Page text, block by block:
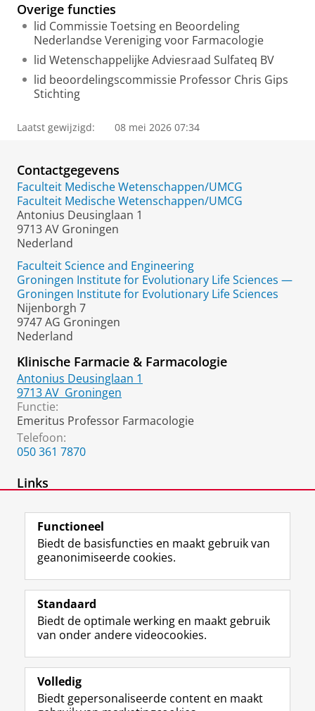
Overige functies
lid Commissie Toetsing en Beoordeling
Nederlandse Vereniging voor Farmacologie
lid Wetenschappelijke Adviesraad Sulfateq BV
lid beoordelingscommissie Professor Chris Gips
Stichting
Laatst gewijzigd: 08 mei 2026 07:34
Contactgegevens
Faculteit Medische Wetenschappen/UMCG
Faculteit Medische Wetenschappen/UMCG
Antonius Deusinglaan 1
9713 AV Groningen
Nederland
Faculteit Science and Engineering
Groningen Institute for Evolutionary Life Sciences —
Groningen Institute for Evolutionary Life Sciences
Nijenborgh 7
9747 AG Groningen
Nederland
Klinische Farmacie & Farmacologie
Antonius Deusinglaan 1
9713 AV Groningen
Functie:
Emeritus Professor Farmacologie
Telefoon:
050 361 7870
Links
Volg de RUG
F
a
e
b
o
p
L
i
k
e
I
-
R
S
-
f
e
R
I
n
t
r
m
Y
o
T
e
k
Studiekiezers
Alumni
Over ons
Functioneel
Biedt de basisfuncties en maakt gebruik van
geanonimiseerde cookies.
Standaard
Biedt de optimale werking en maakt gebruik
van onder andere videocookies.
Volledig
Biedt gepersonaliseerde content en maakt